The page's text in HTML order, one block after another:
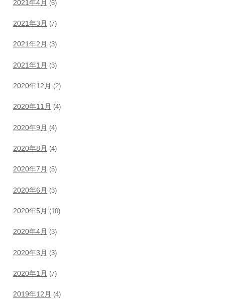
2021年4月 (6)
2021年3月 (7)
2021年2月 (3)
2021年1月 (3)
2020年12月 (2)
2020年11月 (4)
2020年9月 (4)
2020年8月 (4)
2020年7月 (5)
2020年6月 (3)
2020年5月 (10)
2020年4月 (3)
2020年3月 (3)
2020年1月 (7)
2019年12月 (4)